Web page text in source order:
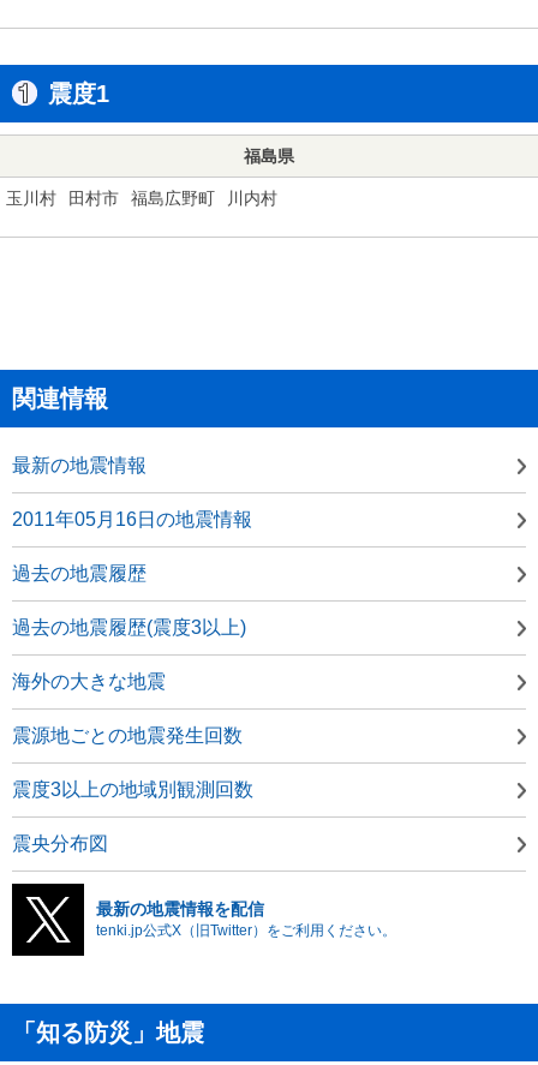
震度1
福島県
玉川村 田村市 福島広野町 川内村
関連情報
最新の地震情報
2011年05月16日の地震情報
過去の地震履歴
過去の地震履歴(震度3以上)
海外の大きな地震
震源地ごとの地震発生回数
震度3以上の地域別観測回数
震央分布図
最新の地震情報を配信
tenki.jp公式X（旧Twitter）をご利用ください。
「知る防災」地震